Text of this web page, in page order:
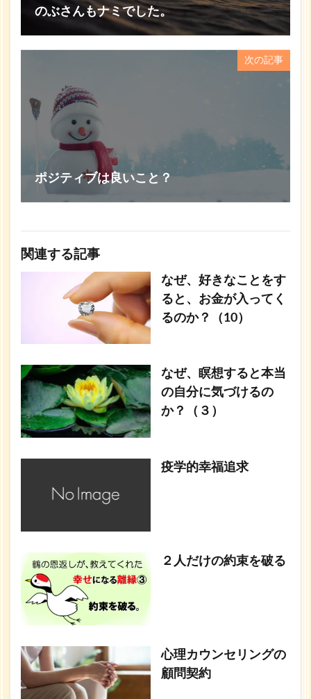
のぶさんもナミでした。
次の記事
ポジティブは良いこと？
関連する記事
なぜ、好きなことをす
ると、お金が入ってく
るのか？（10）
なぜ、瞑想すると本当
の自分に気づけるの
か？（３）
疫学的幸福追求
２人だけの約束を破る
心理カウンセリングの
顧問契約